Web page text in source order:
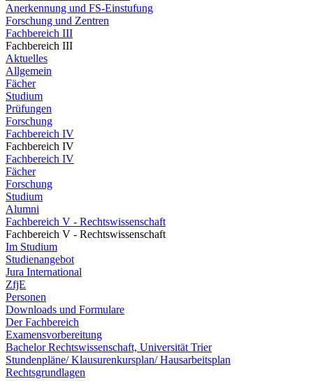
Anerkennung und FS-Einstufung
Forschung und Zentren
Fachbereich III
Fachbereich III
Aktuelles
Allgemein
Fächer
Studium
Prüfungen
Forschung
Fachbereich IV
Fachbereich IV
Fachbereich IV
Fächer
Forschung
Studium
Alumni
Fachbereich V - Rechtswissenschaft
Fachbereich V - Rechtswissenschaft
Im Studium
Studienangebot
Jura International
ZfjE
Personen
Downloads und Formulare
Der Fachbereich
Examensvorbereitung
Bachelor Rechtswissenschaft, Universität Trier
Stundenpläne/ Klausurenkursplan/ Hausarbeitsplan
Rechtsgrundlagen